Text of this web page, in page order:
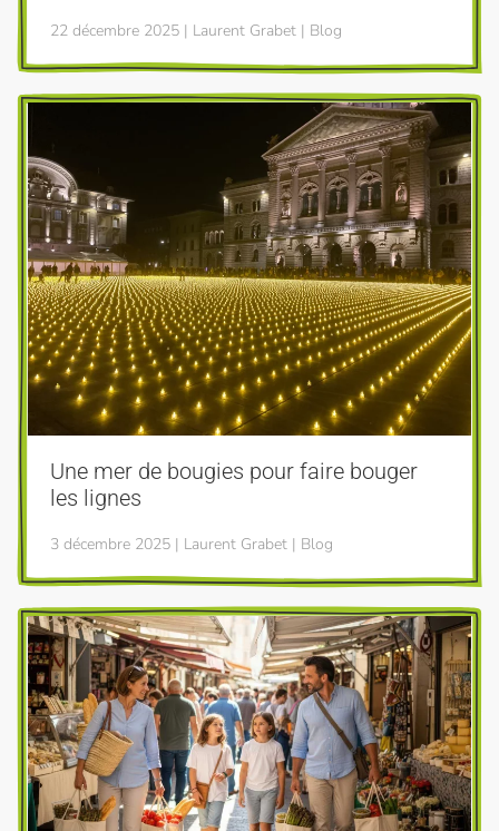
22 décembre 2025 | Laurent Grabet | Blog
Une mer de bougies pour faire bouger
les lignes
3 décembre 2025 | Laurent Grabet | Blog